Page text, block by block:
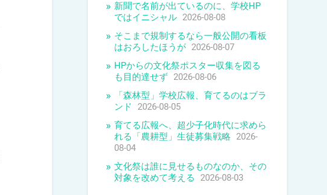
新聞で名前が出ているのに、学校HP
ではイニシャル 2026-08-08
そこまで規制するなら一般公開の看板
はおろしたほうが 2026-08-07
HPからの文化祭ポスター収集を図る
も目的達せず 2026-08-06
「森林型」学校広報、育てるのはブラ
ンド
2026-08-05
育てる広報へ、超少子化時代に求めら
れる「農耕型」生徒募集戦略 2026-
08-04
文化祭は誰に見せるものなのか、その
対象を改めて考える
2026-08-03